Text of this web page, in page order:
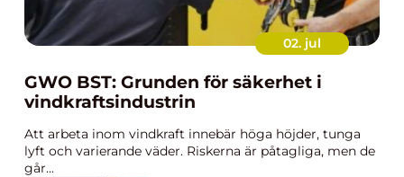
02. jul
GWO BST: Grunden för säkerhet i
vindkraftsindustrin
Att arbeta inom vindkraft innebär höga höjder, tunga
lyft och varierande väder. Riskerna är påtagliga, men de
går...